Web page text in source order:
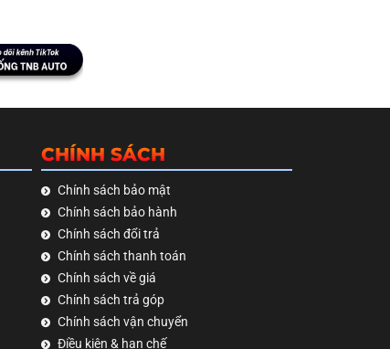
CHÍNH SÁCH
Chính sách bảo mật
Chính sách bảo hành
Chính sách đổi trả
Chính sách thanh toán
Chính sách về giá
Chính sách trả góp
Chính sách vận chuyển
Điều kiện & hạn chế